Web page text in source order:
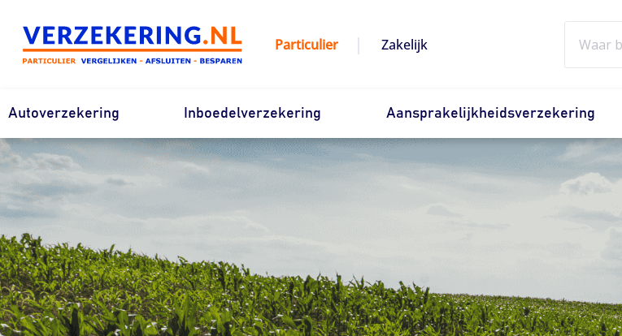
naar
inhoud
Particulier | Zakelijk
Autoverzekering Inboedelverzekering Aansprakelijkheidsverzekering